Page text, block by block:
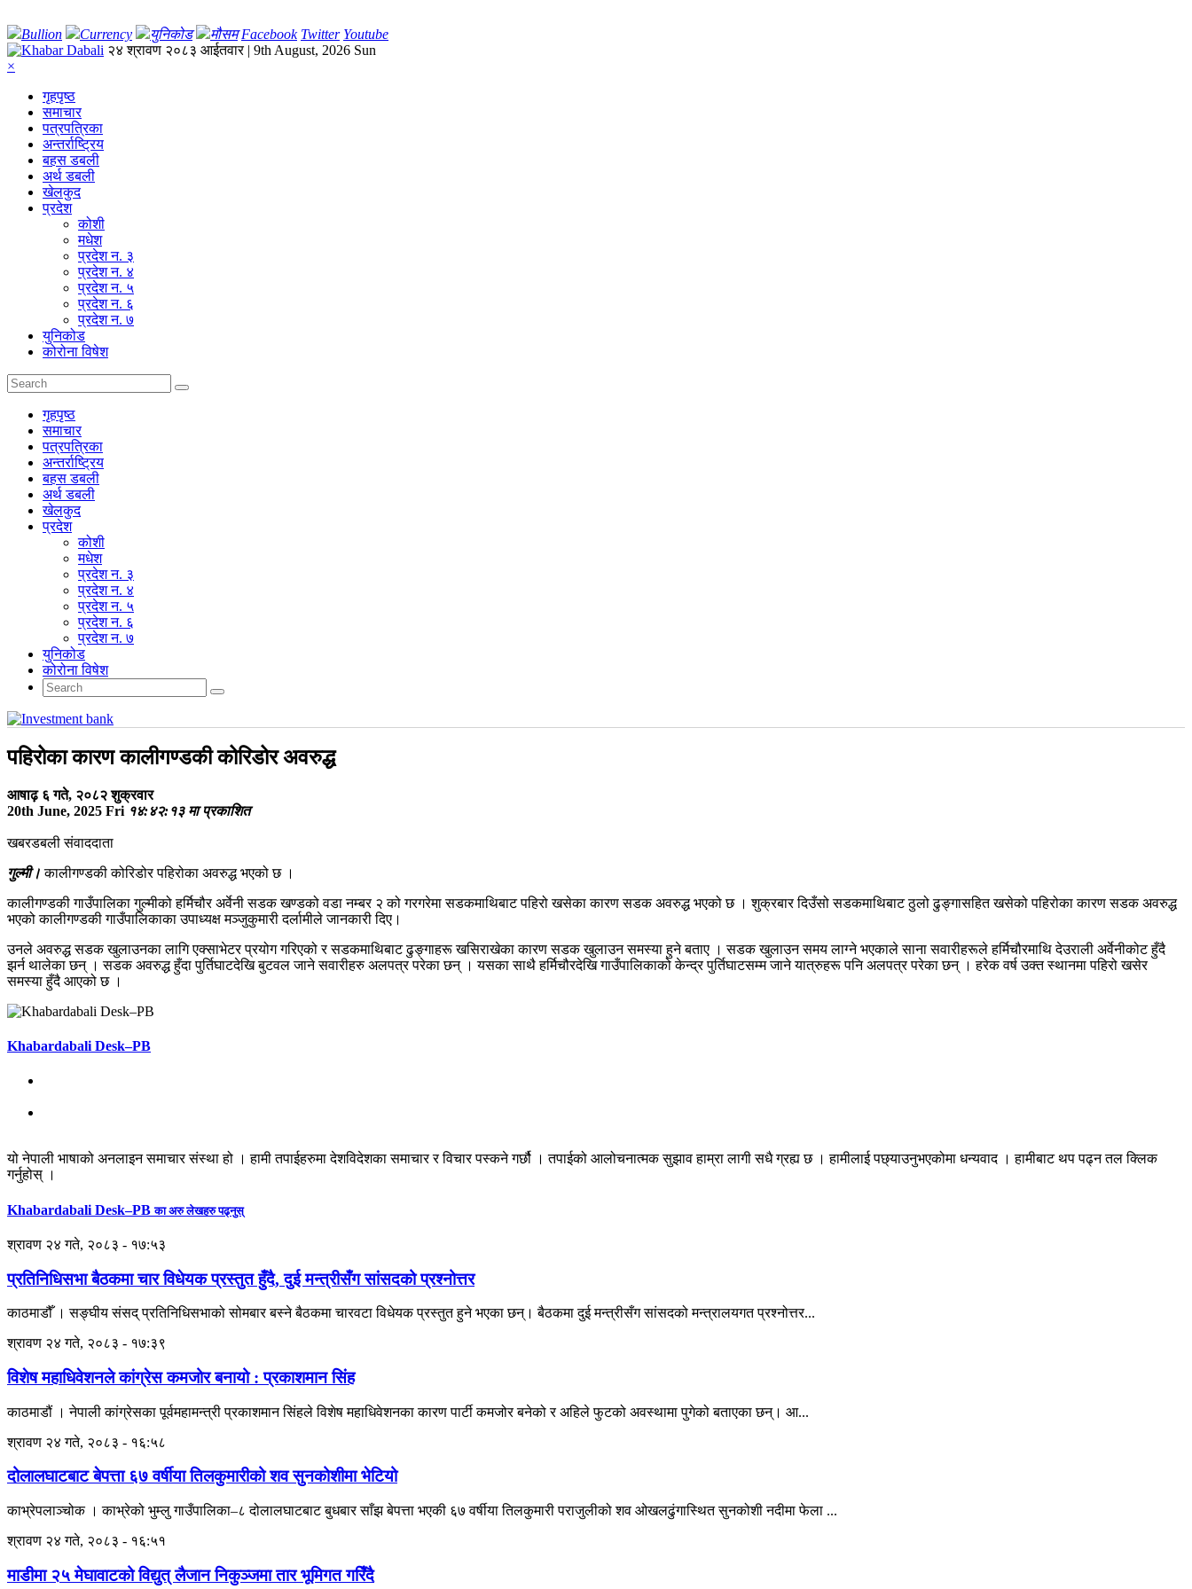
Bullion Currency युनिकोड मौसम Facebook Twitter Youtube
२४ श्रावण २०८३ आईतवार | 9th August, 2026 Sun
×
गृहपृष्‍ठ
समाचार
पत्रपत्रिका
अन्तर्राष्ट्रिय
बहस डबली
अर्थ डबली
खेलकुद
प्रदेश
कोशी
मधेश
प्रदेश न. ३
प्रदेश न. ४
प्रदेश न. ५
प्रदेश न. ६
प्रदेश न. ७
युनिकोड
कोरोना विषेश
गृहपृष्‍ठ
समाचार
पत्रपत्रिका
अन्तर्राष्ट्रिय
बहस डबली
अर्थ डबली
खेलकुद
प्रदेश
कोशी
मधेश
प्रदेश न. ३
प्रदेश न. ४
प्रदेश न. ५
प्रदेश न. ६
प्रदेश न. ७
युनिकोड
कोरोना विषेश
पहिरोका कारण कालीगण्डकी कोरिडोर अवरुद्ध
आषाढ़ ६ गते, २०८२ शुक्रवार
20th June, 2025 Fri १४:४२:१३ मा प्रकाशित
खबरडबली संवाददाता
गुल्मी।कालीगण्डकी कोरिडोर पहिरोका अवरुद्ध भएको छ ।
कालीगण्डकी गाउँपालिका गुल्मीको हर्मिचौर अर्वेनी सडक खण्डको वडा नम्बर २ को गरगरेमा सडकमाथिबाट पहिरो खसेका कारण सडक अवरुद्ध भएको छ । शुक्रबार दिउँसो सडकमाथिबाट ठुलो ढुङ्गासहित खसेको पहिरोका कारण सडक अवरुद्ध
भएको कालीगण्डकी गाउँपालिकाका उपाध्यक्ष मञ्जुकुमारी दर्लामीले जानकारी दिए।
उनले अवरुद्ध सडक खुलाउनका लागि एक्साभेटर प्रयोग गरिएको र सडकमाथिबाट ढुङ्गाहरू खसिराखेका कारण सडक खुलाउन समस्या हुने बताए । सडक खुलाउन समय लाग्ने भएकाले साना सवारीहरूले हर्मिचौरमाथि देउराली अर्वेनीकोट हुँदै
झर्न थालेका छन् । सडक अवरुद्ध हुँदा पुर्तिघाटदेखि बुटवल जाने सवारीहरु अलपत्र परेका छन् । यसका साथै हर्मिचौरदेखि गाउँपालिकाको केन्द्र पुर्तिघाटसम्म जाने यात्रुहरू पनि अलपत्र परेका छन् । हरेक वर्ष उक्त स्थानमा पहिरो खसेर
समस्या हुँदै आएको छ ।
Khabardabali Desk–PB
यो नेपाली भाषाको अनलाइन समाचार संस्था हो । हामी तपाईहरुमा देशविदेशका समाचार र विचार पस्कने गर्छौ । तपाईको आलोचनात्मक सुझाव हाम्रा लागी सधै ग्रह्य छ । हामीलाई पछ्याउनुभएकोमा धन्यवाद । हामीबाट थप पढ्न तल क्लिक
गर्नुहोस् ।
Khabardabali Desk–PBका अरु लेखहरु पढ्नुस्
श्रावण २४ गते, २०८३ - १७:५३
प्रतिनिधिसभा बैठकमा चार विधेयक प्रस्तुत हुँदै, दुई मन्त्रीसँग सांसदको प्रश्नोत्तर
काठमाडौँ । सङ्घीय संसद् प्रतिनिधिसभाको सोमबार बस्ने बैठकमा चारवटा विधेयक प्रस्तुत हुने भएका छन्। बैठकमा दुई मन्त्रीसँग सांसदको मन्त्रालयगत प्रश्नोत्तर...
श्रावण २४ गते, २०८३ - १७:३९
विशेष महाधिवेशनले कांग्रेस कमजोर बनायो : प्रकाशमान सिंह
काठमाडौं । नेपाली कांग्रेसका पूर्वमहामन्त्री प्रकाशमान सिंहले विशेष महाधिवेशनका कारण पार्टी कमजोर बनेको र अहिले फुटको अवस्थामा पुगेको बताएका छन्। आ...
श्रावण २४ गते, २०८३ - १६:५८
दोलालघाटबाट बेपत्ता ६७ वर्षीया तिलकुमारीको शव सुनकोशीमा भेटियो
काभ्रेपलाञ्चोक । काभ्रेको भुम्लु गाउँपालिका–८ दोलालघाटबाट बुधबार साँझ बेपत्ता भएकी ६७ वर्षीया तिलकुमारी पराजुलीको शव ओखलढुंगास्थित सुनकोशी नदीमा फेला ...
श्रावण २४ गते, २०८३ - १६:५१
माडीमा २५ मेघावाटको विद्युत् लैजान निकुञ्जमा तार भूमिगत गरिँदै